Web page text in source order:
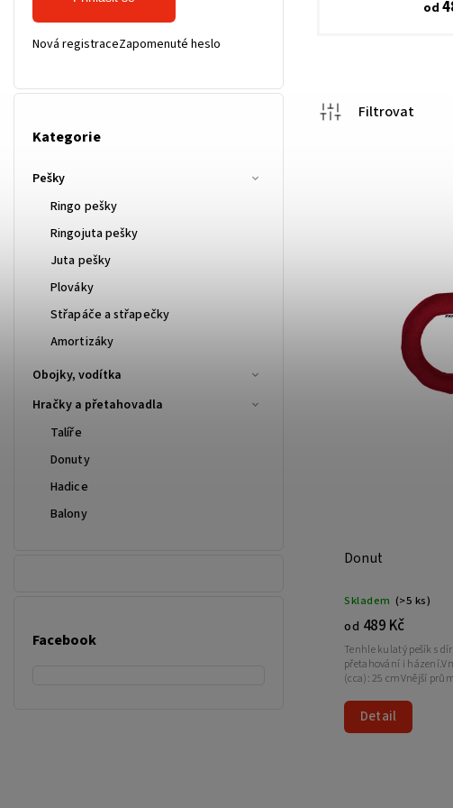
Nová registraceZapomenuté heslo
Kategorie
Pešky
Ringo pešky
Ringojuta pešky
Juta pešky
Plováky
Střapáče a střapečky
Amortizáky
Obojky, vodítka
Hračky a přetahovadla
Talíře
Donuty
Hadice
Balony
Facebook
od
Donut
Skladem (>5 ks)
od 489 Kč
Detail
Tenhle kulatý pešík s
přetahování i
(cca): 25 cmVnější